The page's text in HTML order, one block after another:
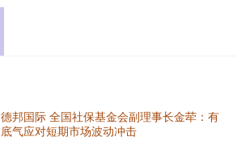
德邦国际 全国社保基金会副理事长金荦：有
底气应对短期市场波动冲击